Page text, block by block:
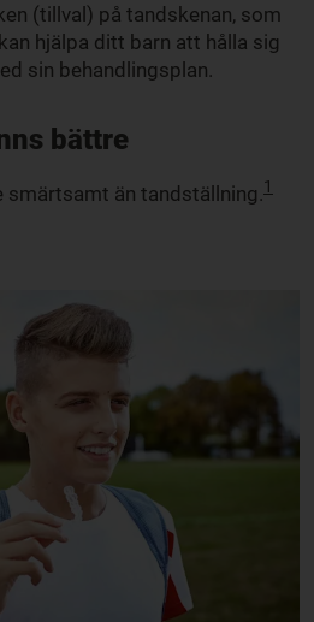
(tillval) på tandskenan, som
hjälpa ditt barn att hålla sig
sin behandlingsplan.
bättre
smärtsamt än tandställning.1